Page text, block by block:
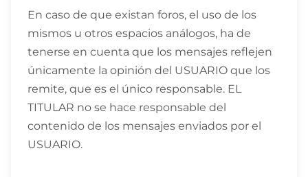
En caso de que existan foros, el uso de los
mismos u otros espacios análogos, ha de
tenerse en cuenta que los mensajes reflejen
únicamente la opinión del USUARIO que los
remite, que es el único responsable. EL
TITULAR no se hace responsable del
contenido de los mensajes enviados por el
USUARIO.